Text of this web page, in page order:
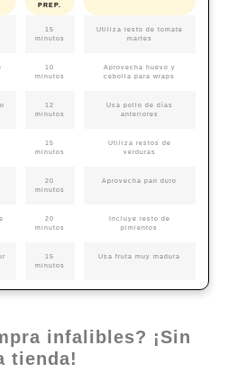
PREP.
15
minutos
Utiliza resto de tomate
martes
10
minutos
Aprovecha huevo y
cebolla para wraps
12
minutos
Usa pollo de días
anteriores
15
minutos
Utiliza restos de
verduras
20
minutos
Aprovecha pan duro
20
minutos
Incluye resto de
pimientos
15
minutos
Usa fruta muy madura
infalibles? ¡Sin
tienda!